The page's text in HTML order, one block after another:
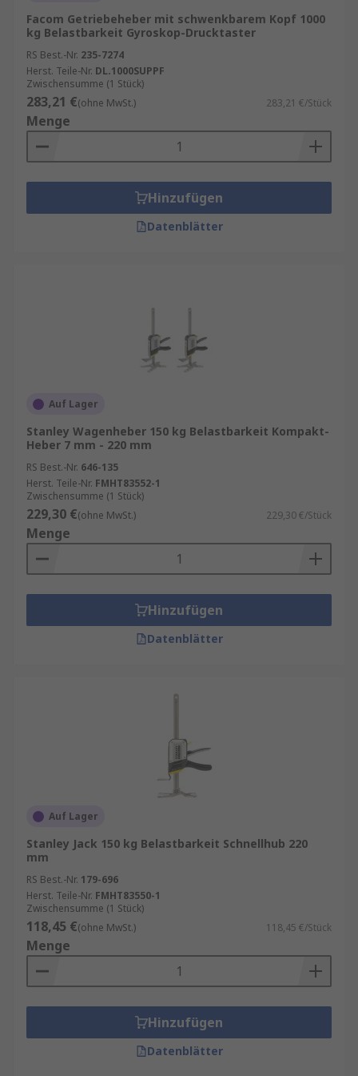
Produkten und Lösungen, die für den
erfolgreichen Betrieb ihrer Unternehmen
unerlässlich sind. Bitte checken Sie auch die
spezifischen Datenblätter, die auf der
Produktseite des jeweiligen Artikels zu finden
sind.
Facom Getriebeheber mit schwenkbarem Kopf 1000
kg Belastbarkeit Gyroskop-Drucktaster
RS Best.-Nr. 235-7274
Herst. Teile-Nr. DL.1000SUPPF
Zwischensumme (1 Stück)
283,21 €(ohne MwSt.) 283,21 €/Stück
Menge
Hinzufügen
Datenblätter
Auf Lager
Stanley Wagenheber 150 kg Belastbarkeit Kompakt-
Heber 7 mm - 220 mm
RS Best.-Nr. 646-135
Herst. Teile-Nr. FMHT83552-1
Zwischensumme (1 Stück)
229,30 €(ohne MwSt.) 229,30 €/Stück
Menge
Hinzufügen
Datenblätter
Auf Lager
Stanley Jack 150 kg Belastbarkeit Schnellhub 220
mm
RS Best.-Nr. 179-696
Herst. Teile-Nr. FMHT83550-1
Zwischensumme (1 Stück)
118,45 €(ohne MwSt.) 118,45 €/Stück
Menge
Hinzufügen
Datenblätter